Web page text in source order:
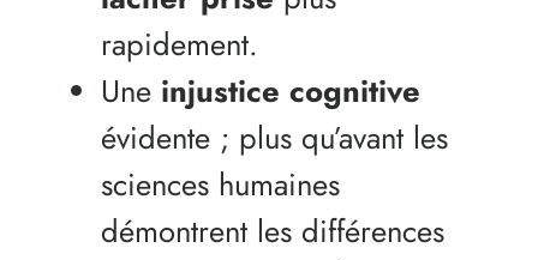
rapidement.
Une injustice cognitive
évidente ; plus qu’avant les
sciences humaines
démontrent les différences